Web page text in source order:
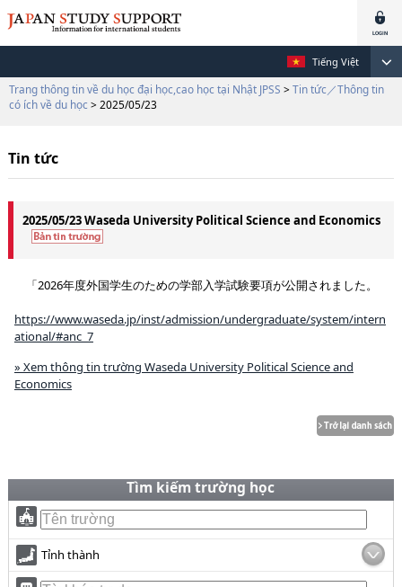
Tiếng Việt
Trang thông tin về du học đại học,cao học tại Nhật JPSS > Tin tức／Thông tin
có ích về du học > 2025/05/23
Tin tức
2025/05/23 Waseda University Political Science and Economics
「2026年度外国学生のための学部入学試験要項が公開されました。
https://www.waseda.jp/inst/admission/undergraduate/system/intern
ational/#anc_7
» Xem thông tin trường Waseda University Political Science and
Economics
Tìm kiếm trường học
Tỉnh thành